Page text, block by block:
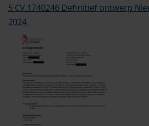
5 CV 1740246 Definitief ontwerp
2024